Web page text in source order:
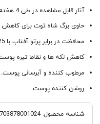
آثار قابل مشاهده در طی 4 هفته استفاده از محصول.
حاوی برگ شاه توت برای کاهش
محافظت در برابر پرتو آفتاب با SPF 25.
کاهش لکه ها و نقاط تیره
مرطوب کننده و آبرسانی پوست.
روشن کننده پوست.
شناسه محصول:703878001024